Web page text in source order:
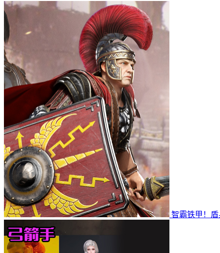
智霸铁甲！